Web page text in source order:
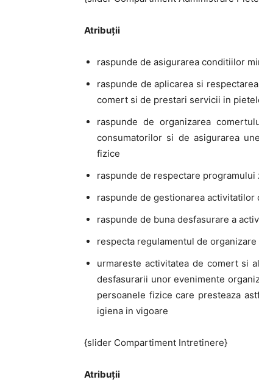
Atribuții
raspunde de asigurarea conditiilor
raspunde de aplicarea si
comert si de prestari servicii in
raspunde de organizarea
consumatorilor si de asigurarea
fizice
raspunde de respectare
raspunde de gestionarea
raspunde de buna desfasurare a
respecta regulamentul de
urmareste activitatea de comert si
desfasurarii unor evenimente
persoanele fizice care presteaza
igiena in vigoare
{slider Compartiment Intretinere}
Atribuții